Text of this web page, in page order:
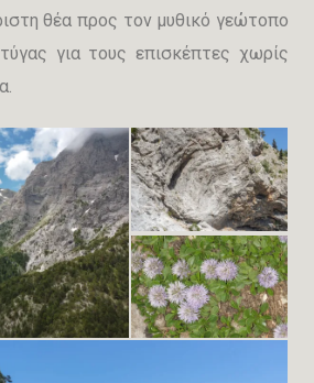
θέα προς τον μυθικό γεώτοπο
για τους επισκέπτες χωρίς